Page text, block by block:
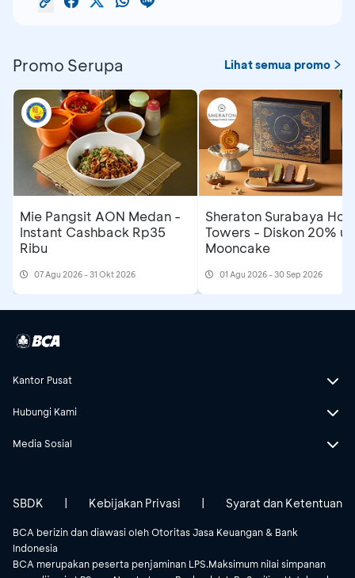
Promo Serupa Lihat semua promo
Mie Pangsit AON Medan -
Instant Cashback Rp35
Ribu
07 Agu 2026 - 31 Okt 2026
Sheraton Surabaya
Towers - Diskon 20%
Mooncake
01 Agu 2026 - 30 Sep 2026
Kantor Pusat
Hubungi Kami
Media Sosial
BCA berizin dan diawasi oleh Otoritas Jasa Keuangan & Bank
Indonesia
BCA merupakan peserta penjaminan LPS.Maksimum nilai simpanan
SBDK | Kebijakan Privasi | Syarat dan Ketentuan